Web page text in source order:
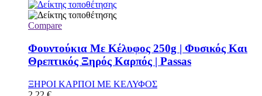
Compare
Φουντούκια Με Κέλυφος 250g | Φυσικός Και
Θρεπτικός Ξηρός Καρπός | Passas
ΞΗΡΟΙ ΚΑΡΠΟΙ ΜΕ ΚΕΛΥΦΟΣ